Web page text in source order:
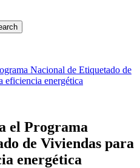
Search
Nacional de Etiquetado de
eficiencia energética
el Programa
de Viviendas para
energética